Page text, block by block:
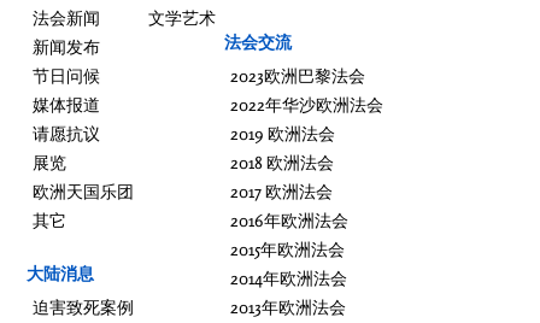
法会新闻
新闻发布
节日问候
媒体报道
请愿抗议
展览
欧洲天国乐团
其它
大陆消息
迫害致死案例
文学艺术
法会交流
2023欧洲巴黎法会
2022年华沙欧洲法会
2019 欧洲法会
2018 欧洲法会
2017 欧洲法会
2016年欧洲法会
2015年欧洲法会
2014年欧洲法会
2013年欧洲法会